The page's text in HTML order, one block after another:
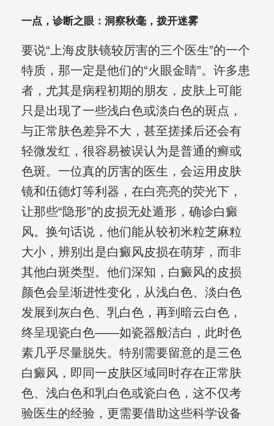
一点，诊断之眼：洞察秋毫，拨开迷雾
要说“上海皮肤镜较厉害的三个医生”的一个
特质，那一定是他们的“火眼金睛”。许多患
者，尤其是病程初期的朋友，皮肤上可能
只是出现了一些浅白色或淡白色的斑点，
与正常肤色差异不大，甚至搓揉后还会有
轻微发红，很容易被误认为是普通的癣或
色斑。一位真的厉害的医生，会运用皮肤
镜和伍德灯等利器，在白亮亮的荧光下，
让那些“隐形”的皮损无处遁形，确诊白癜
风。换句话说，他们能从较初米粒芝麻粒
大小，辨别出是白癜风皮损在萌芽，而非
其他白斑类型。他们深知，白癜风的皮损
颜色会呈渐进性变化，从浅白色、淡白色
发展到灰白色、乳白色，再到暗云白色，
终呈现瓷白色——如瓷器般洁白，此时色
素几乎尽量脱失。特别需要留意的是三色
白癜风，即同一皮肤区域同时存在正常肤
色、浅白色和乳白色或瓷白色，这不仅考
验医生的经验，更需要借助这些科学设备